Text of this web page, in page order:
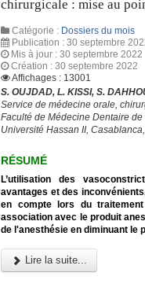
chirurgicale : mise au
Catégorie : Dossiers du mois
Publication : 30 septembre
Mis à jour : 30 septembre 2022
Création : 30 septembre 2022
Affichages : 13001
S. OUJDAD, L. KISSI, S.
Service de médecine orale,
Faculté de Médecine Dentaire de
Université Hassan II,
RÉSUMÉ
L’utilisation des
avantages et des
en compte lors du
association avec le produit
de l'anesthésie en diminuant le
Lire la suite...